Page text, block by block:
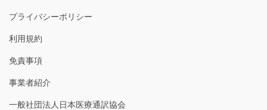
プライバシーポリシー
利用規約
免責事項
事業者紹介
一般社団法人日本医療通訳協会